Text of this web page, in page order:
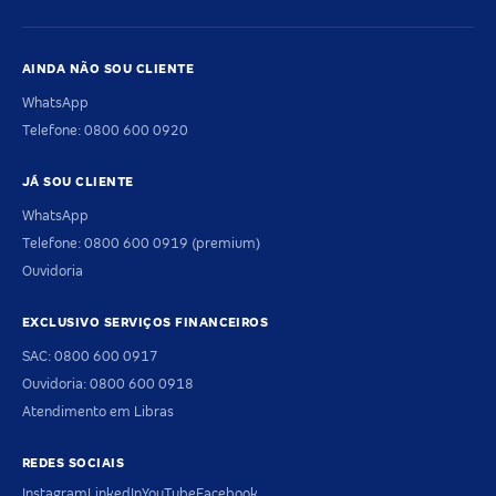
AINDA NÃO SOU CLIENTE
WhatsApp
Telefone: 0800 600 0920
JÁ SOU CLIENTE
WhatsApp
Telefone: 0800 600 0919 (premium)
Ouvidoria
EXCLUSIVO SERVIÇOS FINANCEIROS
SAC: 0800 600 0917
Ouvidoria: 0800 600 0918
Atendimento em Libras
REDES SOCIAIS